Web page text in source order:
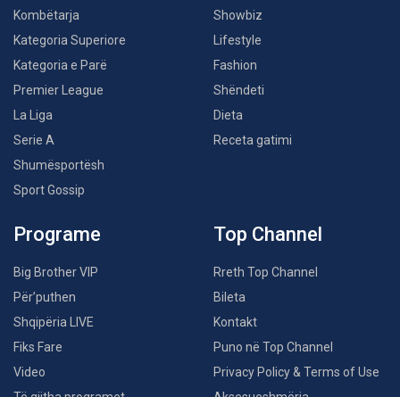
Kombëtarja
Kategoria Superiore
Kategoria e Parë
Premier League
La Liga
Serie A
Shumësportësh
Sport Gossip
Showbiz
Lifestyle
Fashion
Shëndeti
Dieta
Receta gatimi
Programe
Big Brother VIP
Për’puthen
Shqipëria LIVE
Fiks Fare
Video
Top Channel
Rreth Top Channel
Bileta
Kontakt
Puno në Top Channel
Privacy Policy & Terms of Use